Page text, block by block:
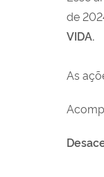
de
VIDA.
As